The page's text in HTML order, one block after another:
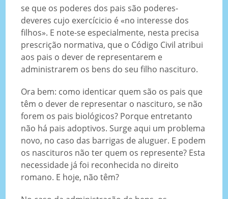
se que os poderes dos pais são poderes-
deveres cujo exercícicio é «no interesse dos
filhos». E note-se especialmente, nesta precisa
prescrição normativa, que o Código Civil atribui
aos pais o dever de representarem e
administrarem os bens do seu filho nascituro.
Ora bem: como identicar quem são os pais que
têm o dever de representar o nascituro, se não
forem os pais biológicos? Porque entretanto
não há pais adoptivos. Surge aqui um problema
novo, no caso das barrigas de aluguer. E podem
os nascituros não ter quem os represente? Esta
necessidade já foi reconhecida no direito
romano. E hoje, não têm?